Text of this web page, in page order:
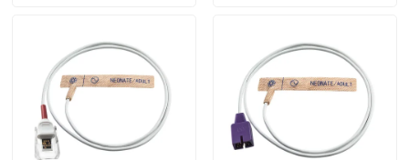
Circa noi
Giro della fabbrica